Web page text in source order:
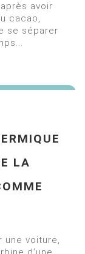
avoir
cacao,
se séparer
LA
une voiture,